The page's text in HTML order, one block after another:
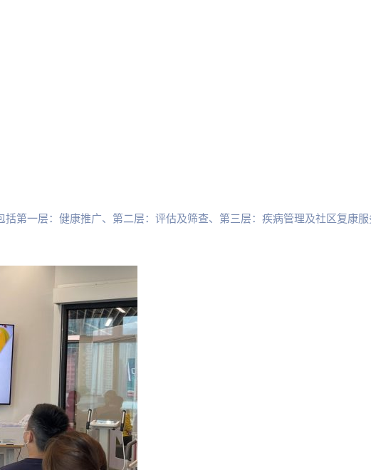
第一层：健康推广、第二层：评估及筛查、第三层：疾病管理及社区复康